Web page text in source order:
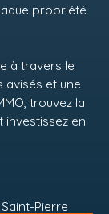
propriété
à travers le
avisés et une
, trouvez la
en